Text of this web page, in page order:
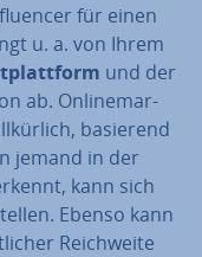
für einen
u. a. von Ihrem
und der
ab. On­line­mar­
basierend
jemand in der
kann sich
Ebenso kann
Reich­wei­te